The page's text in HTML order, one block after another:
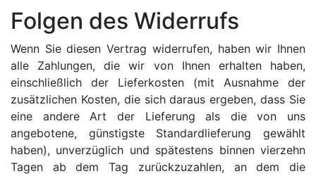
Folgen des Widerrufs
Wenn Sie diesen Vertrag widerrufen, haben wir Ihnen
alle Zahlungen, die wir von Ihnen erhalten haben,
einschließlich der Lieferkosten (mit Ausnahme der
zusätzlichen Kosten, die sich daraus ergeben, dass Sie
eine andere Art der Lieferung als die von uns
angebotene, günstigste Standardlieferung gewählt
haben), unverzüglich und spätestens binnen vierzehn
Tagen ab dem Tag zurückzuzahlen, an dem die